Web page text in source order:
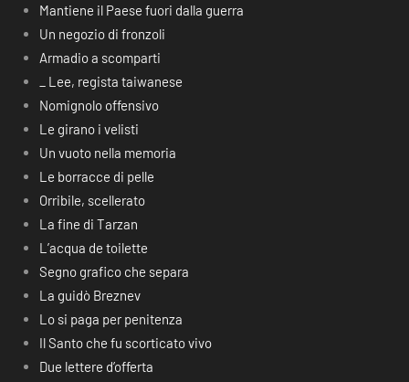
Mantiene il Paese fuori dalla guerra
Un negozio di fronzoli
Armadio a scomparti
_ Lee, regista taiwanese
Nomignolo offensivo
Le girano i velisti
Un vuoto nella memoria
Le borracce di pelle
Orribile, scellerato
La fine di Tarzan
L’acqua de toilette
Segno grafico che separa
La guidò Breznev
Lo si paga per penitenza
Il Santo che fu scorticato vivo
Due lettere d’offerta